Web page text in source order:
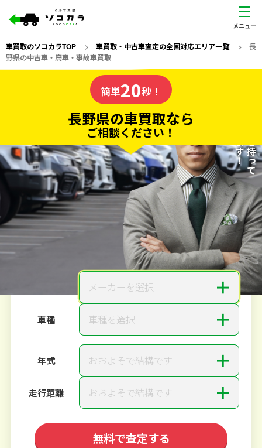
車買取のソコカラTOP > 車買取・中古車査定の全国対応エリア一覧> 長
野県の中古車・廃車・事故車買取
の車買取なら
ソコカラの
電話か出張か、高い方の査定を提案。
だから高価買取!
私たちが責任を持って
査定いたします！
簡単20秒！
長野県の車買取なら
ご相談ください！
20秒で入力完了！
無料で カンタンWeb査定
ご依頼いただいたお車を丁寧に査定いたします
メーカーを選択 ＋
車種 車種を選択 ＋
年式 おおよそで結構です ＋
走行距離 おおよそで結構です ＋
無料で査定する